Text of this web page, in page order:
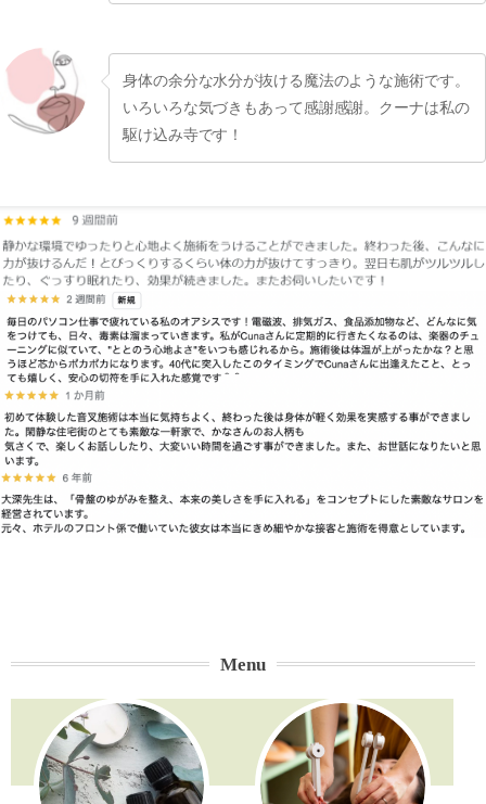
身体の余分な水分が抜ける魔法のような施術です。
いろいろな気づきもあって感謝感謝。クーナは私の
駆け込み寺です！
Menu